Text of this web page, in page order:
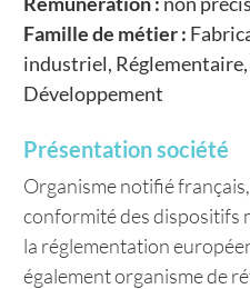
Famille de métier :
industriel,
Développement
Présentation société
Organisme notifié
conformité des dispositifs
la réglementation
également organisme de